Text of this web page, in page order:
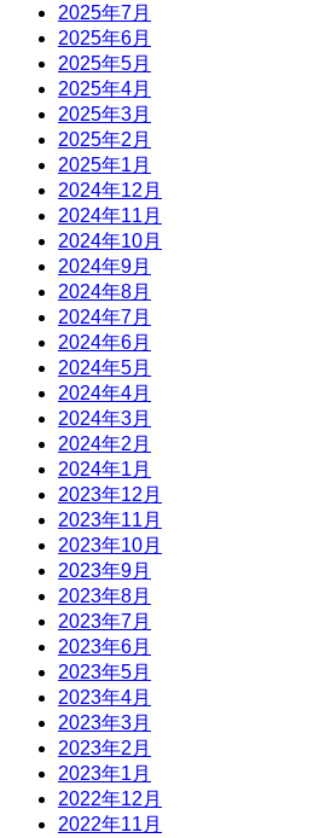
2025年7月
2025年6月
2025年5月
2025年4月
2025年3月
2025年2月
2025年1月
2024年12月
2024年11月
2024年10月
2024年9月
2024年8月
2024年7月
2024年6月
2024年5月
2024年4月
2024年3月
2024年2月
2024年1月
2023年12月
2023年11月
2023年10月
2023年9月
2023年8月
2023年7月
2023年6月
2023年5月
2023年4月
2023年3月
2023年2月
2023年1月
2022年12月
2022年11月